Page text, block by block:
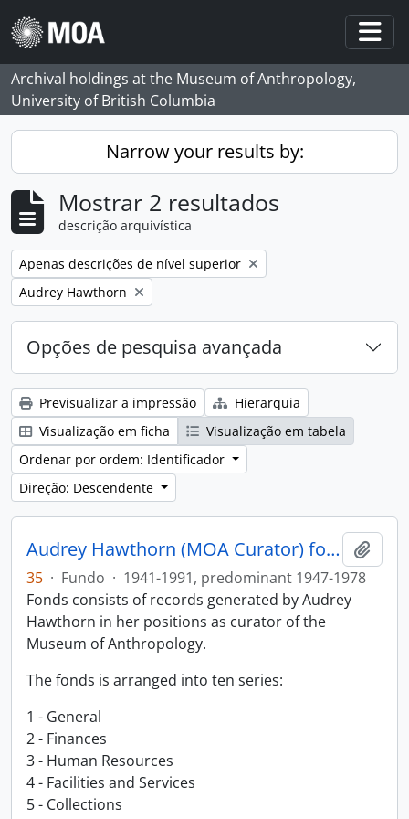
Skip to main content
Archival holdings at the Museum of Anthropology,
University of British Columbia
Narrow your results by:
Mostrar 2 resultados
descrição arquivística
Remove filter:
Apenas descrições de nível superior
Remove filter:
Audrey Hawthorn
Opções de pesquisa avançada
Previsualizar a impressão
Hierarquia
Visualização em ficha
Visualização em tabela
Ordenar por ordem: Identificador
Direção: Descendente
Audrey Hawthorn (MOA Curator) fonds
35 · Fundo · 1941-1991, predominant 1947-1978
Fonds consists of records generated by Audrey
Hawthorn in her positions as curator of the
Museum of Anthropology.
The fonds is arranged into ten series:
1 - General
2 - Finances
3 - Human Resources
4 - Facilities and Services
5 - Collections